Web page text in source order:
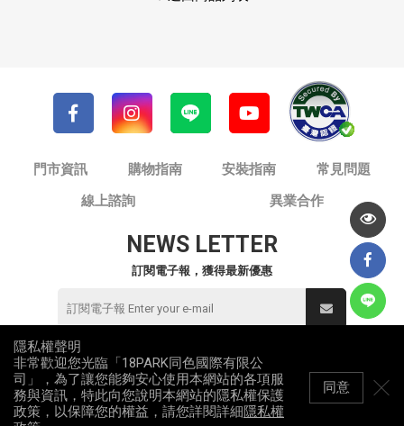
門市資訊 購物指南 安裝指南
常見問題
線上諮詢
異業合作
NEWS LETTER
訂閱電子報，獲得最新優惠
© 同色國際有限公司 / 18PARK流行燈飾傢飾
統一編號：82953912
All Rights Reserved
隱私權聲明
非常歡迎您光臨「18PARK同色國際有限公
司」，為了讓您能夠安心使用本網站的各項服
務與資訊，特此向您說明本網站的隱私權保護
政策，以保障您的權益，請您詳閱詳細隱私權
同意